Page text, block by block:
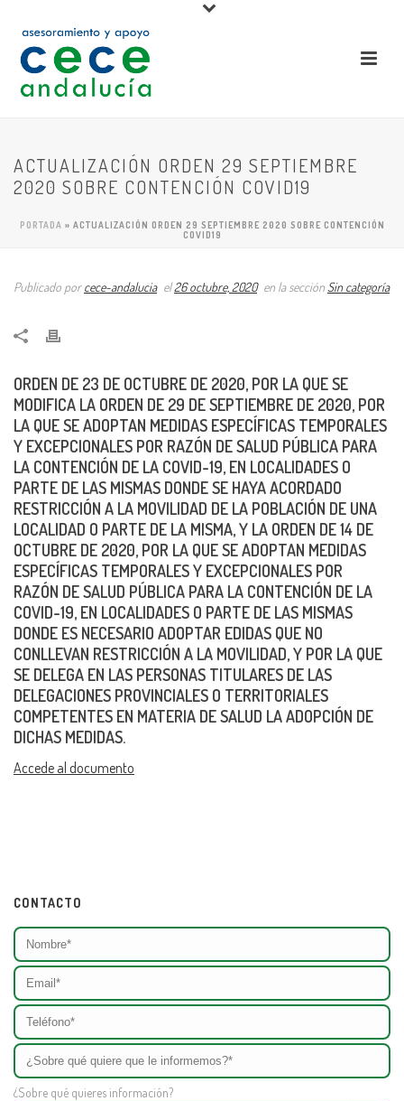
ACTUALIZACIÓN ORDEN 29 SEPTIEMBRE
2020 SOBRE CONTENCIÓN COVID19
PORTADA » ACTUALIZACIÓN ORDEN 29 SEPTIEMBRE 2020 SOBRE CONTENCIÓN
COVID19
Publicado porcece-andalucia el26 octubre, 2020 en la sección Sin categoría
ORDEN DE 23 DE OCTUBRE DE 2020, POR LA QUE SE
MODIFICA LA ORDEN DE 29 DE SEPTIEMBRE DE 2020, POR
LA QUE SE ADOPTAN MEDIDAS ESPECÍFICAS TEMPORALES
Y EXCEPCIONALES POR RAZÓN DE SALUD PÚBLICA PARA
LA CONTENCIÓN DE LA COVID-19, EN LOCALIDADES O
PARTE DE LAS MISMAS DONDE SE HAYA ACORDADO
RESTRICCIÓN A LA MOVILIDAD DE LA POBLACIÓN DE UNA
LOCALIDAD O PARTE DE LA MISMA, Y LA ORDEN DE 14 DE
OCTUBRE DE 2020, POR LA QUE SE ADOPTAN MEDIDAS
ESPECÍFICAS TEMPORALES Y EXCEPCIONALES POR
RAZÓN DE SALUD PÚBLICA PARA LA CONTENCIÓN DE LA
COVID-19, EN LOCALIDADES O PARTE DE LAS MISMAS
DONDE ES NECESARIO ADOPTAR EDIDAS QUE NO
CONLLEVAN RESTRICCIÓN A LA MOVILIDAD, Y POR LA QUE
SE DELEGA EN LAS PERSONAS TITULARES DE LAS
DELEGACIONES PROVINCIALES O TERRITORIALES
COMPETENTES EN MATERIA DE SALUD LA ADOPCIÓN DE
DICHAS MEDIDAS.
Accede al documento
CONTACTO
¿Sobre qué quieres información?